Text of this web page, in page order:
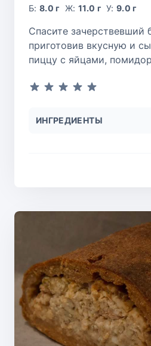
Б:8.0 г Ж: 11.0 г У:9.0 г
Спасите зачерствевший
приготовив вкусную и
пиццу с яйцами,
ИНГРЕДИЕНТЫ